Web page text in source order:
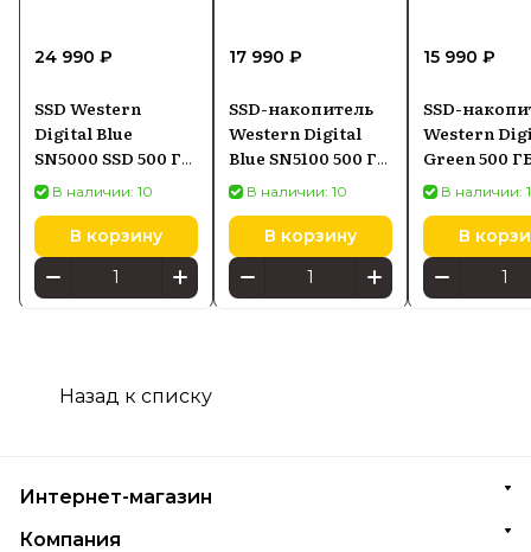
24 990 ₽
SSD Western
Digital Blue
SN5000 SSD 500 ГБ
M.2 PCIe NVMe
Gen4
(WDS500G4B0E)
В наличии: 10
В корзину
17 990 ₽
SSD-накопитель
Western Digital
Blue SN5100 500 ГБ
PCIe M.2
(WDS500G5B0E)
В наличии: 10
В корзину
15 990 ₽
SSD-
Western
Green 500
2280
PCIe 4.0
В наличии:
В
Назад к списку
Интернет-магазин
Компания